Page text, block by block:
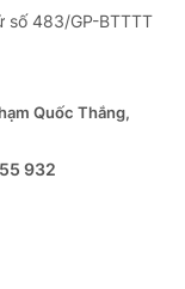
số 483/GP-BTTTT
Quốc Thắng,
932